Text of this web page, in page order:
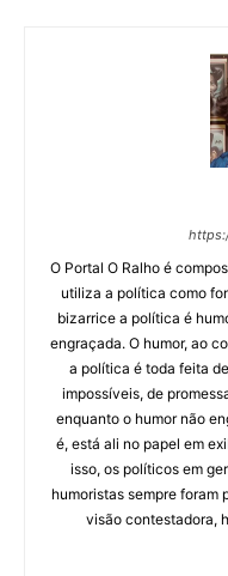
O Portal O Ralho é
utiliza a política como
bizarrice a política é
engraçada. O humor, ao
a política é toda feita
impossíveis, de
enquanto o humor não
é, está ali no papel em
isso, os políticos em
humoristas sempre foram
visão contestadora,